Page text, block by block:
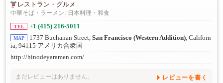
レストラン・グルメ
中華そば・ラーメン / 日本料理・和食
TEL +1 (415) 216-5011
MAP 1737 Buchanan Street, San Francisco (Western Addition), Californ
ia, 94115 アメリカ合衆国
http://hinodeyaramen.com/
まだレビューはありません。 レビューを書く